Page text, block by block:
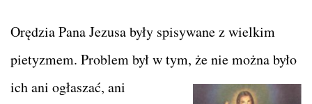
Orędzia Pana Jezusa były spisywane z wielkim
pietyzmem. Problem był w tym, że nie można było
ich ani ogłaszać, ani